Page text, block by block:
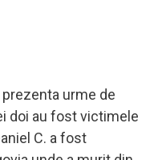
urme de
doi au fost victimele
C. a fost